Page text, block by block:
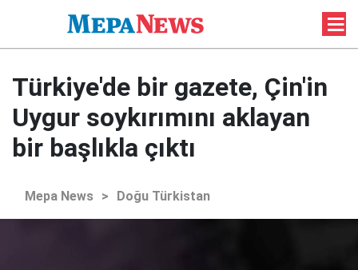
Türkiye'de bir gazete, Çin'in
Uygur soykırımını aklayan
bir başlıkla çıktı
Mepa News > Doğu Türkistan